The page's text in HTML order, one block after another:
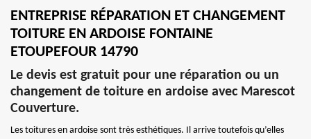
ENTREPRISE RÉPARATION ET CHANGEMENT
TOITURE EN ARDOISE FONTAINE
ETOUPEFOUR 14790
Le devis est gratuit pour une réparation ou un
changement de toiture en ardoise avec Marescot
Couverture.
Les toitures en ardoise sont très esthétiques. Il arrive toutefois qu’elles